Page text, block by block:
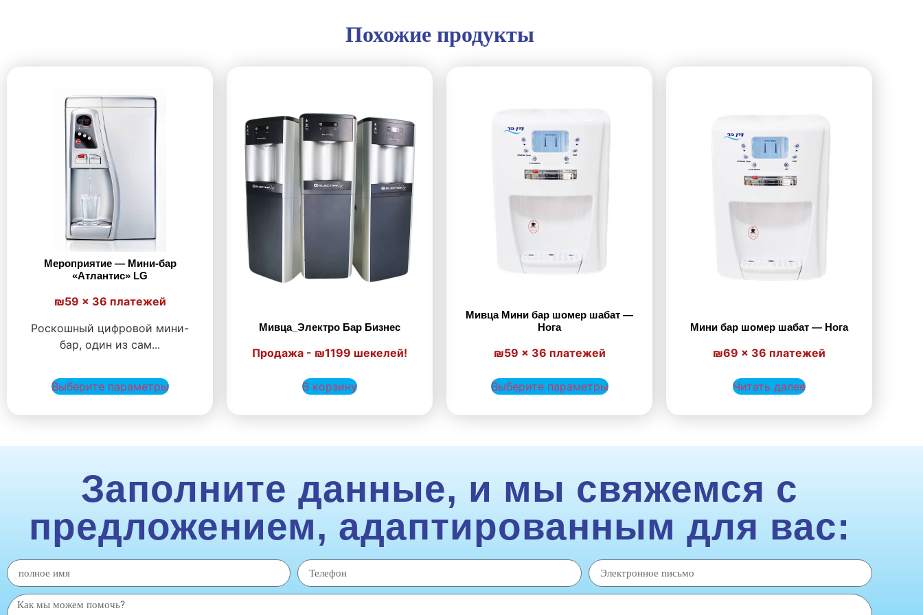
Похожие продукты
Мероприятие — Мини-бар
«Атлантис» LG
₪59 × 36 платежей
Роскошный цифровой мини-
бар, один из сам...
Выберите параметры
Мивца_Электро Бар Бизнес
Продажа - ₪1199 шекелей!
В корзину
Мивца Мини бар шомер шабат —
Нога
₪59 × 36 платежей
Выберите параметры
Мини бар шомер шабат — Нога
₪69 × 36 платежей
Читать далее
Заполните данные, и мы свяжемся с
предложением, адаптированным для вас: